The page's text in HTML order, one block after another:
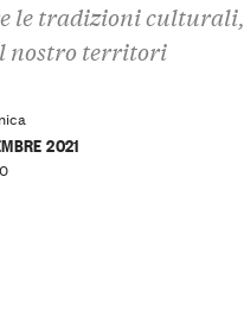
le tradizioni culturali,
nostro territori
2021